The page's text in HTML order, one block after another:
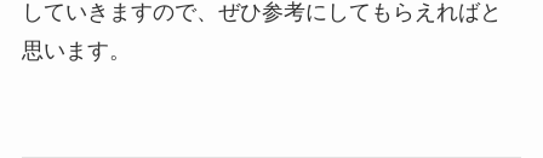
していきますので、ぜひ参考にしてもらえればと
思います。